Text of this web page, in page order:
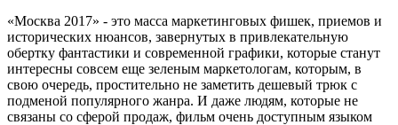
«Москва 2017» - это масса маркетинговых фишек, приемов и
исторических нюансов, завернутых в привлекательную
обертку фантастики и современной графики, которые станут
интересны совсем еще зеленым маркетологам, которым, в
свою очередь, простительно не заметить дешевый трюк с
подменой популярного жанра. И даже людям, которые не
связаны со сферой продаж, фильм очень доступным языком